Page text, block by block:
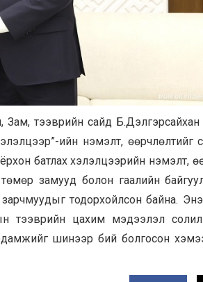
тээврийн сайд Б.Дэлгэрсайхан
ийн нэмэлт, өөрчлөлтийг
батлах хэлэлцээрийн нэмэлт,
замууд болон гаалийн
тодорхойлсон байна.
тээврийн цахим мэдээлэл
шинээр бий болгосон